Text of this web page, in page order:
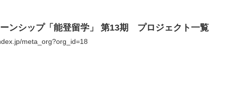
ンシップ「能登留学」 第13期 プロジェクト一覧
meta_org?org_id=18